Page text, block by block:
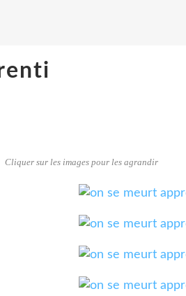
Cliquer sur les images pour les agrandir